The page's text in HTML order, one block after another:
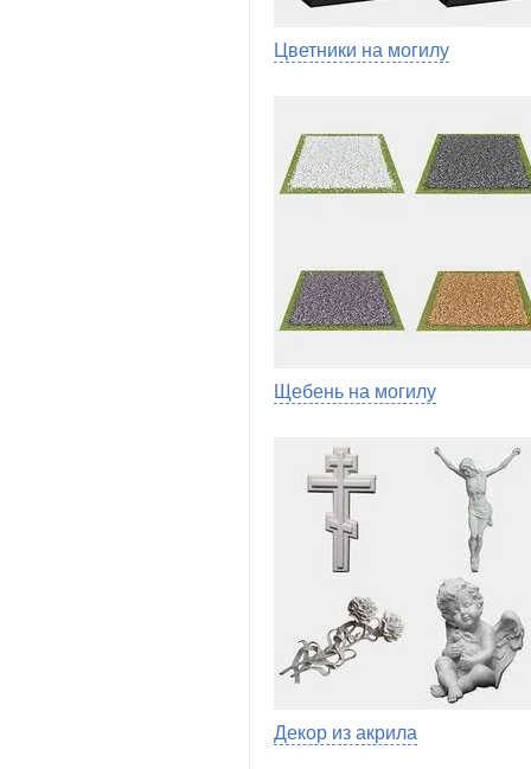
Цветники на могилу
Щебень на могилу
Декор из акрила